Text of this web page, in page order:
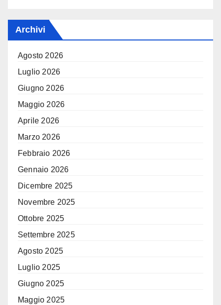
Archivi
Agosto 2026
Luglio 2026
Giugno 2026
Maggio 2026
Aprile 2026
Marzo 2026
Febbraio 2026
Gennaio 2026
Dicembre 2025
Novembre 2025
Ottobre 2025
Settembre 2025
Agosto 2025
Luglio 2025
Giugno 2025
Maggio 2025